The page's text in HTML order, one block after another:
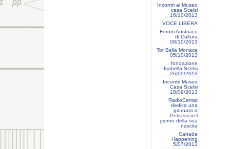
Incontri al Museo
casa Scelsi
16/10/2013
VOCE LIBERA
Forum Austriaco
di Cultura
08/10/2013
Tor Bella Monaca
05/10/2013
fondazione
Isabella Scelsi
26/09/2013
Incontri Museo
Casa Scelsi
18/09/2013
RadioCemat
dedica una
giornata a
Petrassi nel
giorno della sua
nascita
Canada
Happening
5/07/2013